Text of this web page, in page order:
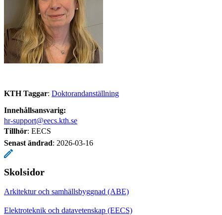
KTH Taggar: Doktorandanställning
Innehållsansvarig:
hr-support@eecs.kth.se
Tillhör: EECS
Senast ändrad: 2026-03-16
Skolsidor
Arkitektur och samhällsbyggnad (ABE)
Elektroteknik och datavetenskap (EECS)